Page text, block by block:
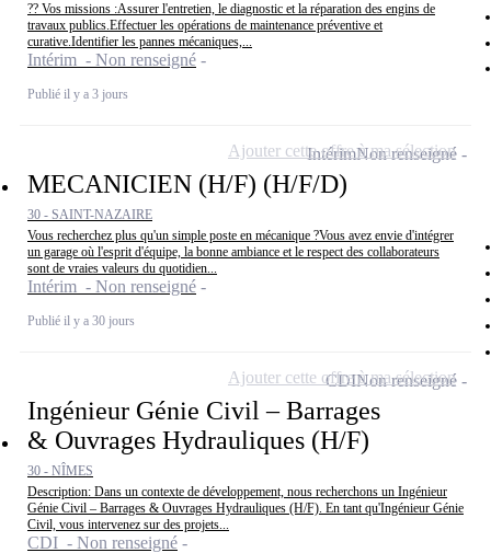
?? Vos missions :Assurer l'entretien, le diagnostic et la réparation des engins de
travaux publics.Effectuer les opérations de maintenance préventive et
curative.Identifier les pannes mécaniques,...
Intérim - Non renseigné
Publié il y a 3 jours
MECANICIEN (H/F) (H/F/D)
30 - SAINT-NAZAIRE
Vous recherchez plus qu'un simple poste en mécanique ?Vous avez envie d'intégrer
un garage où l'esprit d'équipe, la bonne ambiance et le respect des collaborateurs
sont de vraies valeurs du quotidien...
Intérim - Non renseigné
Publié il y a 30 jours
IntérimNon renseigné
Ajouter cette offre à ma sélection
Ingénieur Génie Civil – Barrages
& Ouvrages Hydrauliques (H/F)
30 - NÎMES
Description: Dans un contexte de développement, nous recherchons un Ingénieur
Génie Civil – Barrages & Ouvrages Hydrauliques (H/F). En tant qu'Ingénieur Génie
Civil, vous intervenez sur des projets...
CDI - Non renseigné
CDINon renseigné
Ajouter cette offre à ma sélection